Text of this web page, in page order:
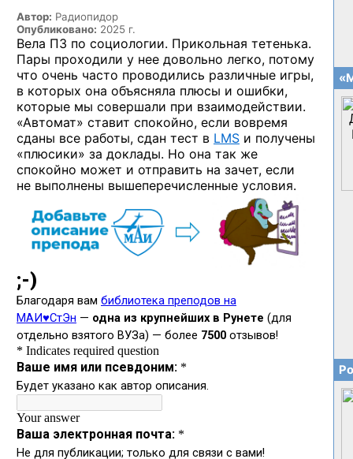
Автор: Радиопидор
Опубликовано: 2025 г.
Вела ПЗ по социологии. Прикольная тетенька.
Пары проходили у нее довольно легко, потому
что очень часто проводились различные игры,
в которых она объясняла плюсы и ошибки,
которые мы совершали при взаимодействии.
«Автомат» ставит спокойно, если вовремя
сданы все работы, сдан тест в LMS и получены
«плюсики» за доклады. Но она так же
спокойно может и отправить на зачет, если
не выполнены вышеперечисленные условия.